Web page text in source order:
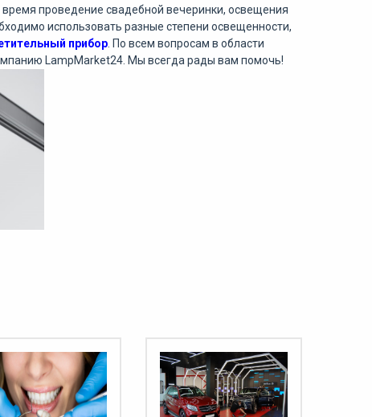
время проведение свадебной вечеринки, освещения
использовать разные степени освещенности,
прибор По всем вопросам в области
LampMarket24 Мы всегда рады вам помочь!